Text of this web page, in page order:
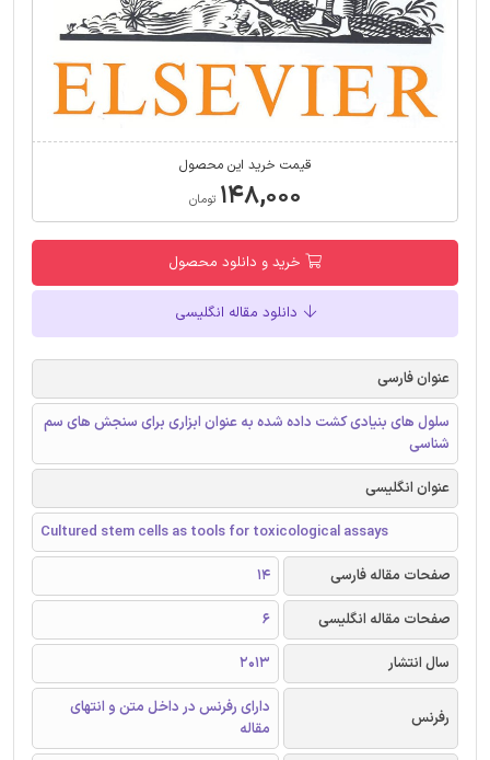
قیمت خرید این محصول
۱۴۸,۰۰۰ تومان
خرید و دانلود محصول
دانلود مقاله انگلیسی
عنوان فارسی
سلول های بنیادی کشت داده شده به عنوان ابزاری برای سنجش های سم
شناسی
عنوان انگلیسی
Cultured stem cells as tools for toxicological assays
صفحات مقاله فارسی
14
صفحات مقاله انگلیسی
6
سال انتشار
2013
رفرنس
دارای رفرنس در داخل متن و انتهای
مقاله